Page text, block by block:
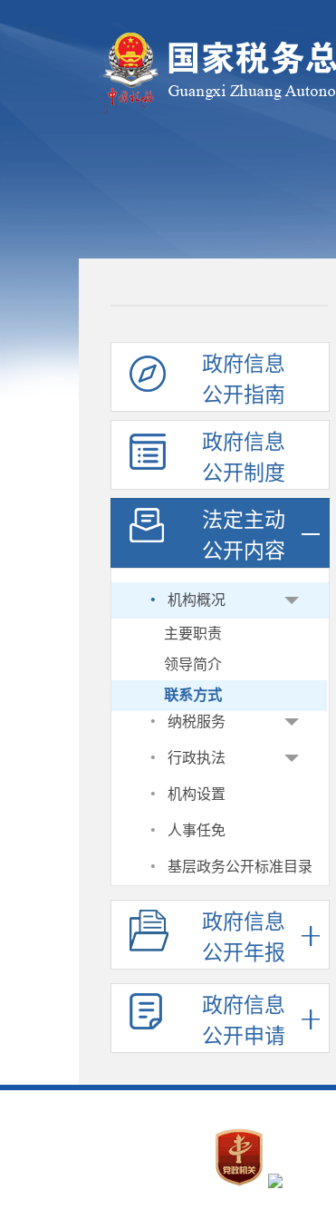
政府信息
公开指南
政府信息
公开制度
法定主动
公开内容
· 机构概况
主要职责
领导简介
联系方式
· 纳税服务
· 行政执法
· 机构设置
· 人事任免
· 基层政务公开标准目录
政府信息
公开年报
政府信息
公开申请